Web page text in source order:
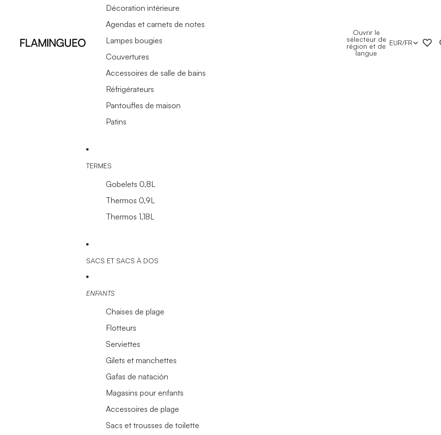
Décoration intérieure
Agendas et carnets de notes
Lampes bougies
Couvertures
Accessoires de salle de bains
Réfrigérateurs
Pantoufles de maison
Patins
TERMES
Gobelets 0,8L
Thermos 0,9L
Thermos 1,18L
SACS ET SACS À DOS
ENFANTS
Chaises de plage
Flotteurs
Serviettes
Gilets et manchettes
Gafas de natación
Magasins pour enfants
Accessoires de plage
Sacs et trousses de toilette
Ouvrir le
sélecteur de
région et de
langue
EUR/FR